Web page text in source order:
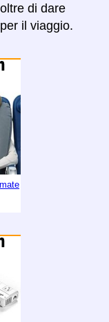
di dare
il viaggio.